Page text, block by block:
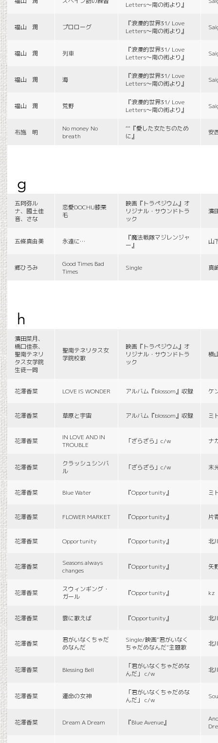
Letters〜南の街より』
福山 潤 プロローグ
『浪漫的世界31/ Love
Letters〜南の街より』
福山 潤 列車
『浪漫的世界31/ Love
Letters〜南の街より』
福山 潤 海
『浪漫的世界31/ Love
Letters〜南の街より』
福山 潤 荒野
『浪漫的世界31/ Love
Letters〜南の街より』
布施 明
No money No
breath
““『愛した女たちのため
に』
安
g
五阿弥ル
ナ、國土佳
音、さな
恋愛DOCHU膝栗
毛
映画『トラペジウム』オ
リジナル・サウンドトラ
ック
濱
五條真由美 永遠に…
『魔法戦隊マジレンジャ
ー』
山
郷ひろみ
Good Times Bad
Times
Single 真
h
濱田菜月、
橋口佳奈、
聖南テネリ
タス女学院
生徒一同
聖南テネリタス女
学院校歌
映画『トラペジウム』オ
リジナル・サウンドトラ
ック
横
花澤香菜 LOVE IS WONDER アルバム『blossom』収録 ケ
花澤香菜 草原と宇宙 アルバム『blossom』収録 ミ
花澤香菜
IN LOVE AND IN
TROUBLE
「ざらざら」c/w ナ
花澤香菜
クラッシュシンバ
ル
「ざらざら」c/w 末
花澤香菜 Blue Water 『Opportunity』 ミ
花澤香菜 FLOWER MARKET 『Opportunity』 片
花澤香菜 Opportunity 『Opportunity』 北
花澤香菜
Seasons always
changes
『Opportunity』 矢
花澤香菜
スウィンギング・
ガール
『Opportunity』 kz
花澤香菜 雲に歌えば 『Opportunity』 北
花澤香菜
君がいなくちゃだ
めなんだ
Single/映画“君がいなく
ちゃだめなんだ”主題歌
北
花澤香菜 Blessing Bell
「君がいなくちゃだめな
んだ」 c/w
北
花澤香菜 運命の女神
「君がいなくちゃだめな
んだ」 c/w
花澤香菜 Dream A Dream 『Blue Avenue』